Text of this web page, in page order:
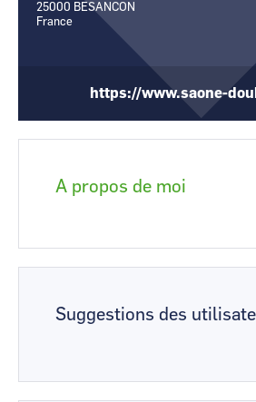
25000 BESANCON
France
https://www.saone-
A propos de moi
Suggestions des